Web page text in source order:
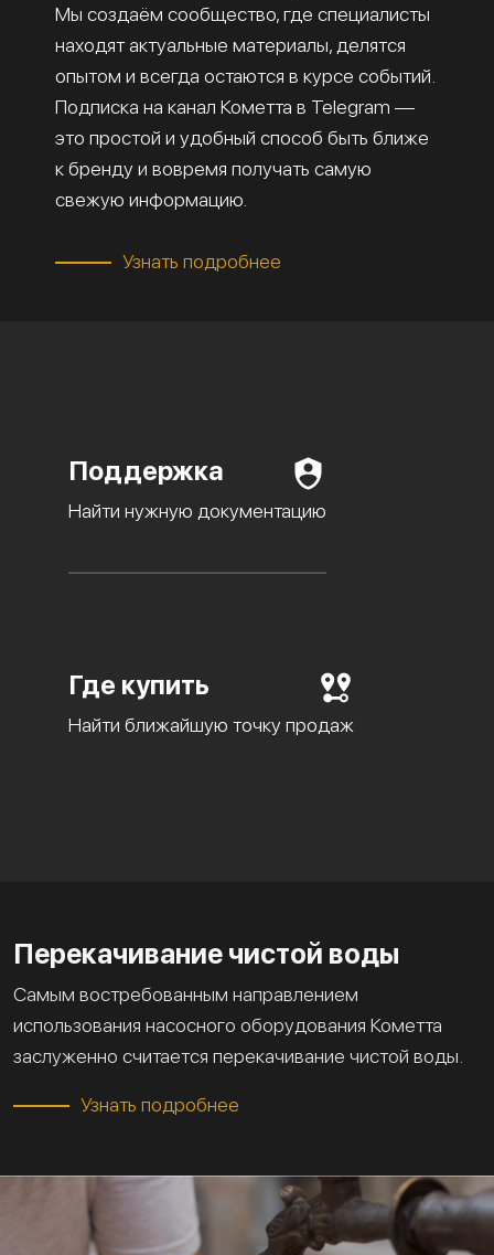
Мы создаём сообщество, где специалисты
находят актуальные материалы, делятся
опытом и всегда остаются в курсе событий.
Подписка на канал Кометта в Telegram —
это простой и удобный способ быть ближе
к бренду и вовремя получать самую
свежую информацию.
Узнать подробнее
Поддержка
Найти нужную документацию
Где купить
Найти ближайшую точку продаж
Перекачивание чистой воды
Самым востребованным направлением
использования насосного оборудования Кометта
заслуженно считается перекачивание чистой воды.
Узнать подробнее